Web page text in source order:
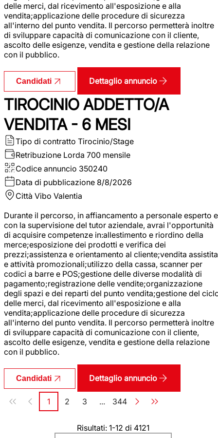
delle merci, dal ricevimento all'esposizione e alla
vendita;applicazione delle procedure di sicurezza
all'interno del punto vendita. Il percorso permetterà inoltre
di sviluppare capacità di comunicazione con il cliente,
ascolto delle esigenze, vendita e gestione della relazione
con il pubblico.
Candidati Dettaglio annuncio
TIROCINIO ADDETTO/A
VENDITA - 6 MESI
Tipo di contratto Tirocinio/Stage
Retribuzione Lorda 700 mensile
Codice annuncio 350240
Data di pubblicazione 8/8/2026
Città Vibo Valentia
Durante il percorso, in affiancamento a personale esperto e
con la supervisione del tutor aziendale, avrai l'opportunità
di acquisire competenze in:allestimento e riordino della
merce;esposizione dei prodotti e verifica dei
prezzi;assistenza e orientamento al cliente;vendita assistita
e attività promozionali;utilizzo della cassa, scanner per
codici a barre e POS;gestione delle diverse modalità di
pagamento;registrazione delle vendite;organizzazione
degli spazi e dei reparti del punto vendita;gestione del
delle merci, dal ricevimento all'esposizione e alla
vendita;applicazione delle procedure di sicurezza
all'interno del punto vendita. Il percorso permetterà inoltre
di sviluppare capacità di comunicazione con il cliente,
ascolto delle esigenze, vendita e gestione della relazione
con il pubblico.
Candidati Dettaglio annuncio
Paginazione
Pagina
1 Pagina
2 Pagina
3 ... Pagina
344
Risultati: 1-12 di 4121